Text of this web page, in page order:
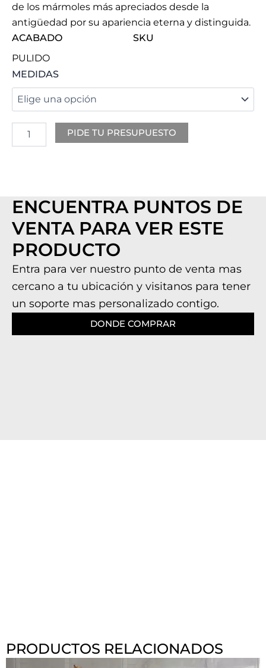
de los mármoles más apreciados desde la
antigüedad por su apariencia eterna y distinguida.
ACABADO
PULIDO
SKU
MEDIDAS
MARAS
PIDE TU PRESUPUESTO
ENCUENTRA PUNTOS DE
VENTA PARA VER ESTE
PRODUCTO
Entra para ver nuestro punto de venta mas
cercano a tu ubicación y visitanos para tener
un soporte mas personalizado contigo.
DONDE COMPRAR
PRODUCTOS RELACIONADOS